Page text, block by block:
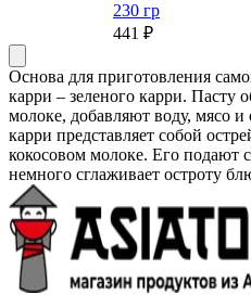
230 гр
441 ₽
Основа для приготовления
карри – зеленого карри. Пасту
молоке, добавляют воду, мясо
карри представляет собой
кокосовом молоке. Его подают
немного сглаживает остроту